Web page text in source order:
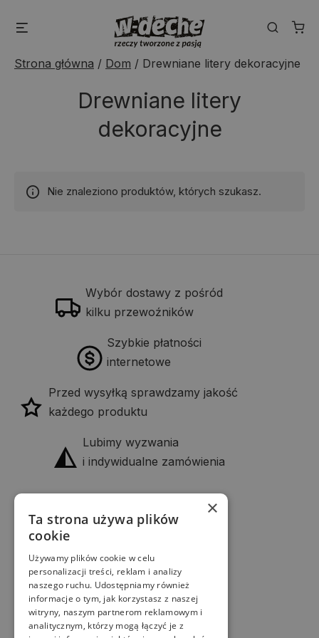
Search
Strona główna / Dom / Drewniane litery dekoracyjne
Drewniane litery
dekoracyjne
Nie znaleziono produktów, których szukasz.
Wybór dostawy z pośród
kilku przewoźników
Szybkie płatności
internetowe
Przed wysyłką sprawdzamy jakość
każdego produktu
Lubimy wyzwania
i indywidualne zamówienia
Firma
KANDO Piotr Pyka
NIP: 645-232-63-12
Kontakt
biuro@w-deche.pl
+48 501 338 481
Adres
×
Ta strona używa plików
cookie
Używamy plików cookie w celu
personalizacji treści, reklam i analizy
naszego ruchu. Udostępniamy również
informacje o tym, jak korzystasz z naszej
witryny, naszym partnerom reklamowym i
analitycznym, którzy mogą łączyć je z